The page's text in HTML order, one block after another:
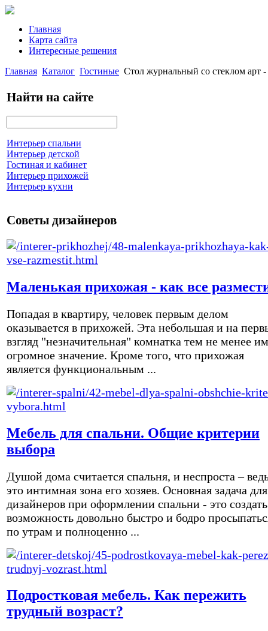
Главная
Карта сайта
Интересные решения
Главная Каталог Гостиные Стол журнальный со стеклом арт -
Найти на сайте
Интерьер спальни
Интерьер детской
Гостиная и кабинет
Интерьер прихожей
Интерьер кухни
Советы дизайнеров
Маленькая прихожая - как все
Попадая в квартиру, человек первым делом
оказывается в прихожей. Эта небольшая и на
взгляд "незначительная" комнатка тем не менее
огромное значение. Кроме того, что прихожая
является функциональным ...
Мебель для спальни. Общие критерии
выбора
Душой дома считается спальня, и неспроста –
это интимная зона его хозяев. Основная задача для
дизайнеров при оформлении спальни - это создать
возможность довольно быстро и бодро
по утрам и полноценно ...
Подростковая мебель. Как пережить
трудный возраст?